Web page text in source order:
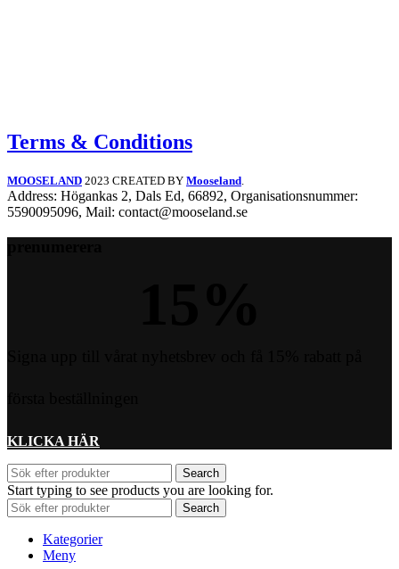
Terms & Conditions
MOOSELAND 2023 CREATED BY Mooseland.
Address: Högankas 2, Dals Ed, 66892, Organisationsnummer:
5590095096, Mail: contact@mooseland.se
KLICKA HÄR
Search
Start typing to see products you are looking for.
Search
Kategorier
Meny